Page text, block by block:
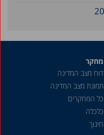
מחקר
דוח מצב המדינה
תמונת מצב המדינה
כל המחקרים
כלכלה
חינוך